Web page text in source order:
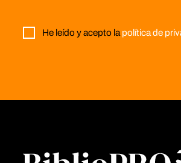
He leído y acepto lapolítica de